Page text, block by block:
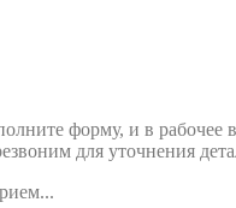
форму, и в рабочее
для уточнения